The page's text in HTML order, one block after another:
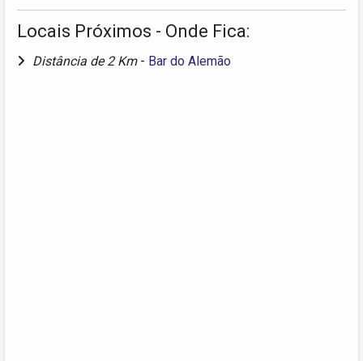
Locais Próximos - Onde Fica:
Distância de 2 Km - Bar do Alemão